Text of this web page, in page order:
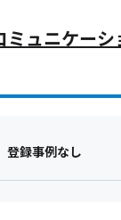
ミュニケーシ
登録事例なし